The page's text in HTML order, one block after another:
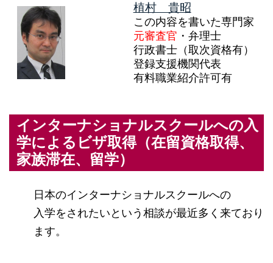
植村 貴昭
この内容を書いた専門家
元審査官 ・弁理士
行政書士（取次資格有）
登録支援機関代表
有料職業紹介許可有
インターナショナルスクールへの入
学によるビザ取得（在留資格取得、
家族滞在、留学）
日本のインターナショナルスクールへの
入学をされたいという相談が最近多く来ており
ます。